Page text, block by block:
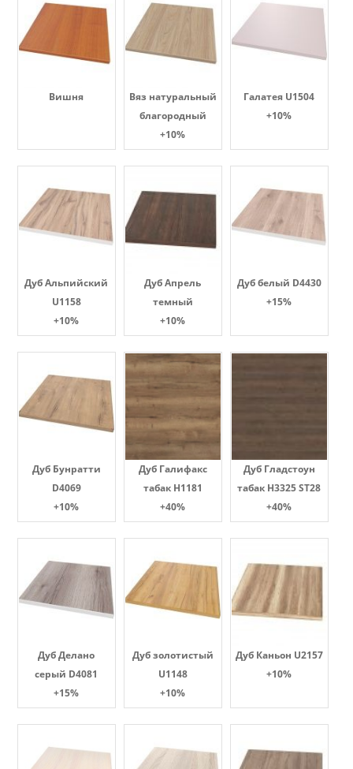
Вишня
Вяз натуральный
благородный
+10%
Галатея U1504
+10%
Дуб Альпийский
U1158
+10%
Дуб Апрель
темный
+10%
Дуб белый D4430
+15%
Дуб Бунратти
D4069
+10%
Дуб Галифакс
табак Н1181
+40%
Дуб Гладстоун
табак H3325 ST28
+40%
Дуб Делано
серый D4081
+15%
Дуб золотистый
U1148
+10%
Дуб Каньон U2157
+10%